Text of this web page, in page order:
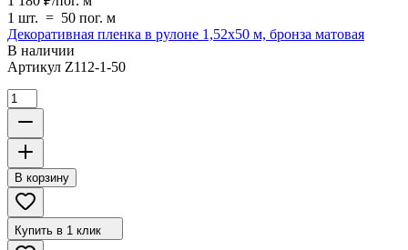
1 шт. = 50 пог. м
Декоративная пленка в рулоне 1,52х50 м, бронза матовая
В наличии
Артикул Z112-1-50
В корзину
Купить в 1 клик